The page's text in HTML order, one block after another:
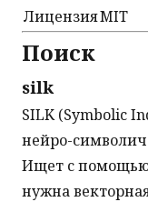
ЛицензияMIT
Поиск
silk
SILK (Symbolic
нейро-
Ищет с
нужна